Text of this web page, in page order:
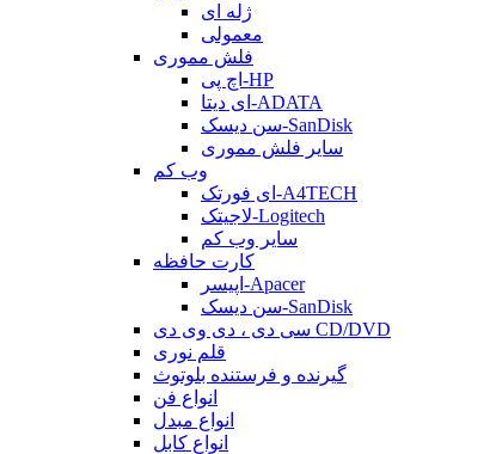
ژله ای
معمولی
فلش مموری
اچ پی-HP
ای دیتا-ADATA
سن دیسک-SanDisk
سایر فلش مموری
وب کم
ای فورتک-A4TECH
لاجیتک-Logitech
سایر وب کم
کارت حافظه
اپیسر-Apacer
سن دیسک-SanDisk
سی دی ، دی وی دی CD/DVD
قلم نوری
گیرنده و فرستنده بلوتوث
انواع فن
انواع مبدل
انواع کابل